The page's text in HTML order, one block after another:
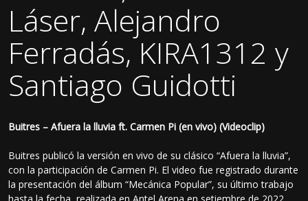
Láser, Alejandro
Ferradás, KIRA1312 y
Santiago Guidotti
Buitres – Afuera la lluvia ft. Carmen Pi (en vivo) (Videoclip)
Buitres publicó la versión en vivo de su clásico “Afuera la lluvia”,
con la participación de Carmen Pi. El video fue registrado durante
la presentación del álbum “Mecánica Popular”, su último trabajo
hasta la fecha, realizada en Antel Arena en setiembre de 2022.